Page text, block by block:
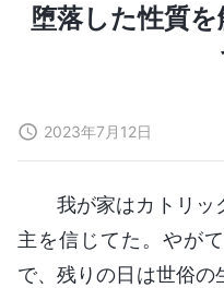
堕落した性質
2023年7月12日
我が家はカトリッ
主を信じてた。やが
で、残りの日は世俗の